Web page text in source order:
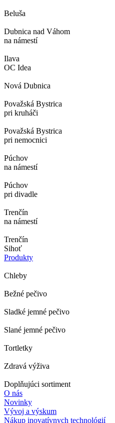
Beluša
Dubnica nad Váhom
na námestí
Ilava
OC Idea
Nová Dubnica
Považská Bystrica
pri kruháči
Považská Bystrica
pri nemocnici
Púchov
na námestí
Púchov
pri divadle
Trenčín
na námestí
Trenčín
Sihoť
Produkty
Chleby
Bežné pečivo
Sladké jemné pečivo
Slané jemné pečivo
Tortletky
Zdravá výživa
Doplňujúci sortiment
O nás
Novinky
Vývoj a výskum
Nákup inovatívnych technológií